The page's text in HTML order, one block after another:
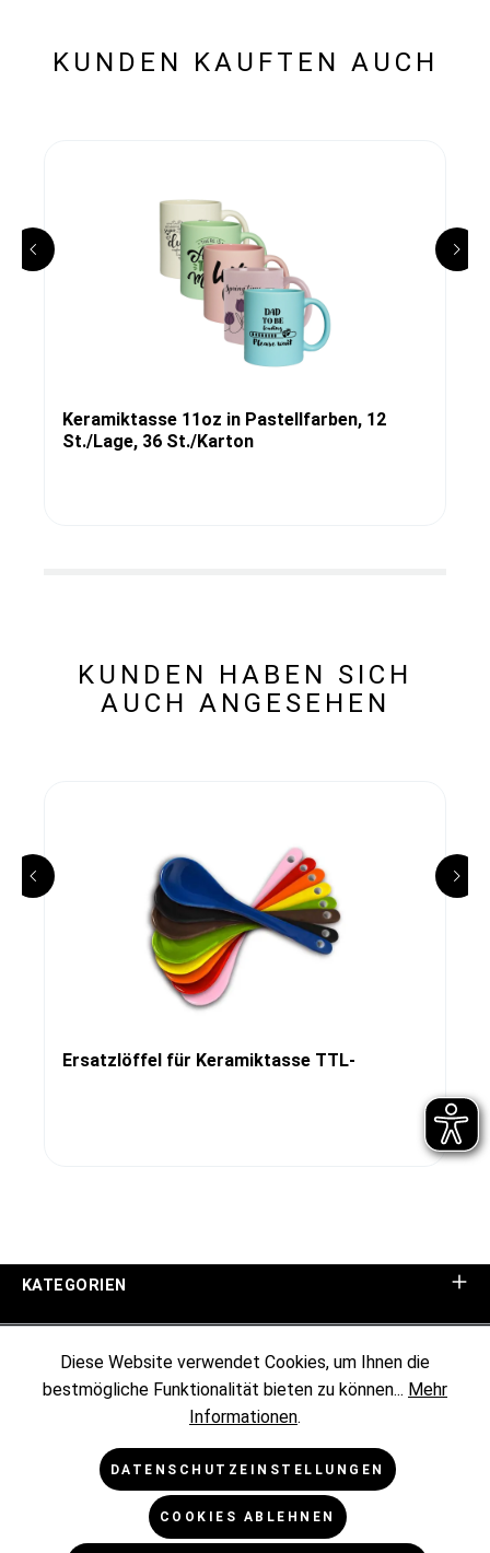
KUNDEN KAUFTEN AUCH
Keramiktasse 11oz in Pastellfarben, 12
St./Lage, 36 St./Karton
KUNDEN HABEN SICH
AUCH ANGESEHEN
Ersatzlöffel für Keramiktasse TTL-
KATEGORIEN
KUNDENINFORMATIONEN
RECHTLICHES
Diese Website verwendet Cookies, um Ihnen die
bestmögliche Funktionalität bieten zu können... Mehr
Informationen.
DATENSCHUTZEINSTELLUNGEN
COOKIES ABLEHNEN